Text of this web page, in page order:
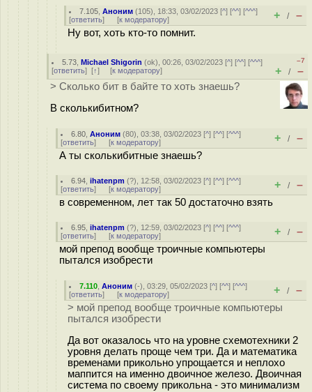
7.105 ,Аноним (105), 18:33, 03/02/2023 [^] [^^] [^^^]
[ответить] [к модератору] + / –
Ну вот, хоть кто-то помнит.
5.73 ,Michael Shigorin (ok), 00:26, 03/02/2023 [^] [^^] [^^^]
[ответить] [↑] [к модератору]
–7
+ / –
> Сколько бит в байте то хоть знаешь?
В сколькибитном?
6.80 ,Аноним (80), 03:38, 03/02/2023 [^] [^^] [^^^]
[ответить] [к модератору] + / –
А ты сколькибитные знаешь?
6.94 ,ihatenpm (?), 12:58, 03/02/2023 [^] [^^] [^^^]
[ответить] [к модератору] + / –
в современном, лет так 50 достаточно взять
6.95 ,ihatenpm (?), 12:59, 03/02/2023 [^] [^^] [^^^]
[ответить] [к модератору] + / –
мой препод вообще троичные компьютеры
пытался изобрести
7.110 ,Аноним (-), 03:29, 05/02/2023 [^] [^^] [^^^]
[ответить] [к модератору] + / –
> мой препод вообще троичные компьютеры
пытался изобрести
Да вот оказалось что на уровне схемотехники 2
уровня делать проще чем три. Да и математика
временами прикольно упрощается и неплохо
маппится на именно двоичное железо. Двоичная
система по своему прикольна - это минимализм